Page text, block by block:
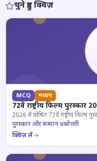
चुने हुए क्विज़
MCQ मध्यम
72वें राष्ट्रीय फिल्म पुरस्कार
2026 में घोषित 72वें राष्ट्रीय फिल्म
पुरस्कार और सम्मान प्रश्नोत्तरी
क्विज़ लें